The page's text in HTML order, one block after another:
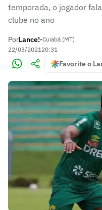
temporada, o jogador
clube no ano
PorLance!•Cuiabá (MT)
22/03/202120:31
Favorite o